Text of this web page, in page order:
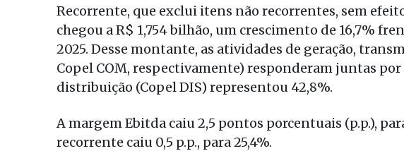
Recorrente, que exclui itens não recorrentes, sem
chegou a R$ 1,754 bilhão, um crescimento de 16,7%
2025. Desse montante, as atividades de geração,
Copel COM, respectivamente) responderam juntas por
distribuição (Copel DIS) representou 42,8%.
A margem Ebitda caiu 2,5 pontos porcentuais (p.p.),
recorrente caiu 0,5 p.p., para 25,4%.